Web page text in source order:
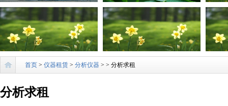
首页 > 仪器租赁 > 分析仪器 > > 分析求租
分析求租